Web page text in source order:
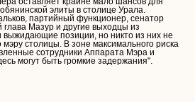
элиты в столице Урала.
партийный функционер, сенатор
Мазур и другие выходцы из
выжидающие позиции, но никто из них не
столицы. В зоне максимального риска
сотрудники Аппарата Мэра и
могут быть громкие задержания".